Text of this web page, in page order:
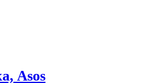
подвесок.
нежный образ. Если нежность - не
и поразить окружающих
Asos